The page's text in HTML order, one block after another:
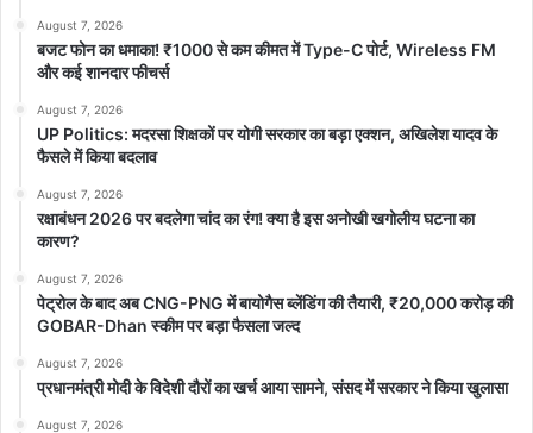
August 7, 2026
बजट फोन का धमाका! ₹1000 से कम कीमत में Type-C पोर्ट, Wireless FM
और कई शानदार फीचर्स
August 7, 2026
UP Politics: मदरसा शिक्षकों पर योगी सरकार का बड़ा एक्शन, अखिलेश यादव के
फैसले में किया बदलाव
August 7, 2026
रक्षाबंधन 2026 पर बदलेगा चांद का रंग! क्या है इस अनोखी खगोलीय घटना का
कारण?
August 7, 2026
पेट्रोल के बाद अब CNG-PNG में बायोगैस ब्लेंडिंग की तैयारी, ₹20,000 करोड़ की
GOBAR-Dhan स्कीम पर बड़ा फैसला जल्द
August 7, 2026
प्रधानमंत्री मोदी के विदेशी दौरों का खर्च आया सामने, संसद में सरकार ने किया खुलासा
August 7, 2026